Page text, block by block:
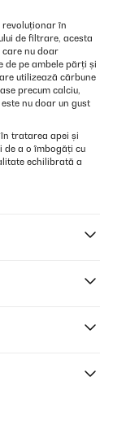
revoluționar în
de filtrare, acesta
care nu doar
de pe ambele părți și
utilizează cărbune
precum calciu,
nu doar un gust
tratarea apei și
de a o îmbogăți cu
echilibrată a